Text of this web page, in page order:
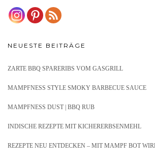
NEUESTE BEITRÄGE
ZARTE BBQ SPARERIBS VOM GASGRILL
MAMPFNESS STYLE SMOKY BARBECUE SAUCE
MAMPFNESS DUST | BBQ RUB
INDISCHE REZEPTE MIT KICHERERBSENMEHL
REZEPTE NEU ENTDECKEN – MIT MAMPF BOT